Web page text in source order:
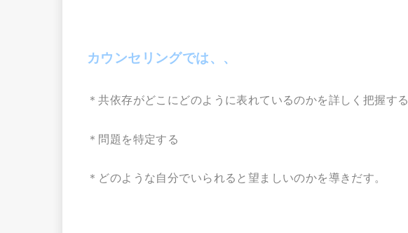
カウンセリングでは、、
＊共依存がどこにどのように表れているのかを詳しく把握する
＊問題を特定する
＊どのような自分でいられると望ましいのかを導きだす。